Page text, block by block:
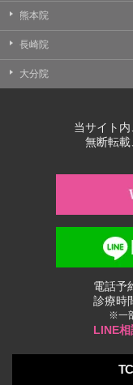
熊本院
長崎院
大分院
当サイト
無断転載
電話予
診療時
※一
LINE